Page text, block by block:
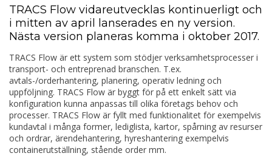
TRACS Flow vidareutvecklas kontinuerligt och
i mitten av april lanserades en ny version.
Nästa version planeras komma i oktober 2017.
TRACS Flow är ett system som stödjer verksamhetsprocesser i
transport- och entreprenad branschen. T.ex.
avtals-/orderhantering, planering, operativ ledning och
uppföljning. TRACS Flow är byggt för på ett enkelt sätt via
konfiguration kunna anpassas till olika företags behov och
processer. TRACS Flow är fyllt med funktionalitet för exempelvis
kundavtal i många former, lediglista, kartor, spårning av resurser
och ordrar, ärendehantering, hyreshantering exempelvis
containerutställning, stående order mm.